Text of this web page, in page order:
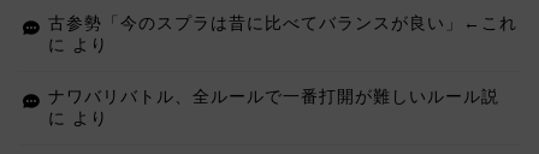
古参勢「今のスプラは昔に比べてバランスが良い」←これ
に より
ナワバリバトル、全ルールで一番打開が難しいルール説
に より